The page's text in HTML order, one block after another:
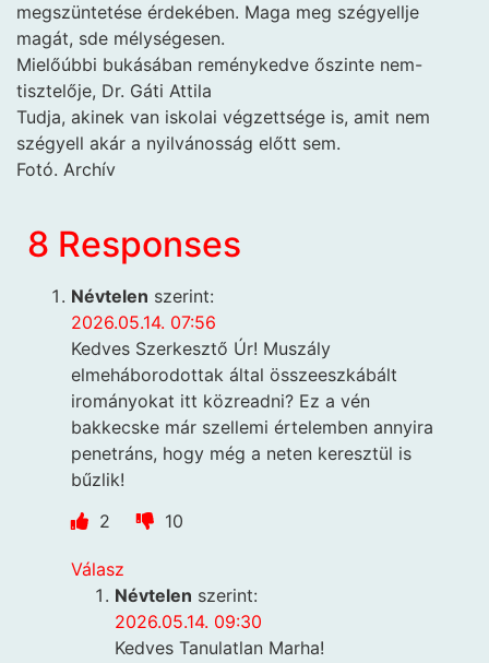
megszüntetése érdekében. Maga meg szégyellje
magát, sde mélységesen.
Mielőúbbi bukásában reménykedve őszinte nem-
tisztelője, Dr. Gáti Attila
Tudja, akinek van iskolai végzettsége is, amit nem
szégyell akár a nyilvánosság előtt sem.
Fotó. Archív
8 Responses
Névtelen szerint:
2026.05.14. 07:56
Kedves Szerkesztő Úr! Muszály
elmeháborodottak által összeeszkábált
irományokat itt közreadni? Ez a vén
bakkecske már szellemi értelemben annyira
penetráns, hogy még a neten keresztül is
bűzlik!
2
10
Válasz
Névtelen szerint:
2026.05.14. 09:30
Kedves Tanulatlan Marha!